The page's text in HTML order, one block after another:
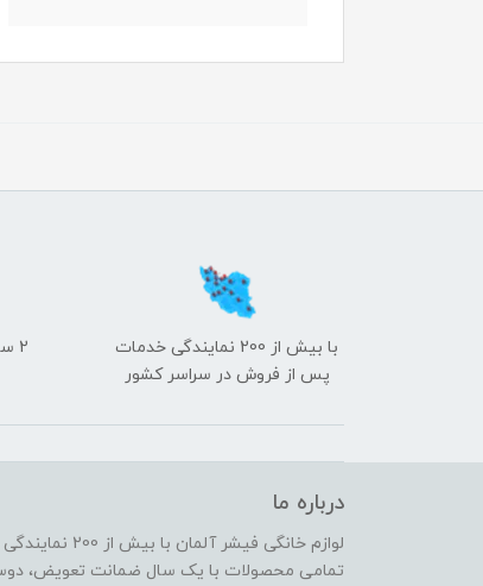
با بیش از 200 نمایندگی خدمات
پس از فروش در سراسر کشور
2 سال ضمانت تعمیر
درباره ما
لوازم خانگی فیشر آلمان با بیش از 200 نمایندگی خدمات پس از فروش در سراسر کشور
تمامی محصولات با یک سال ضمانت تعویض، دوسال ضمانت تعمیر و 5